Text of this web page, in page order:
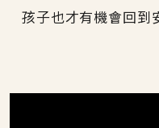
孩子也才有機會回到